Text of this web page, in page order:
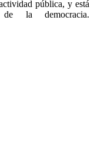
pública, y está
la democracia.